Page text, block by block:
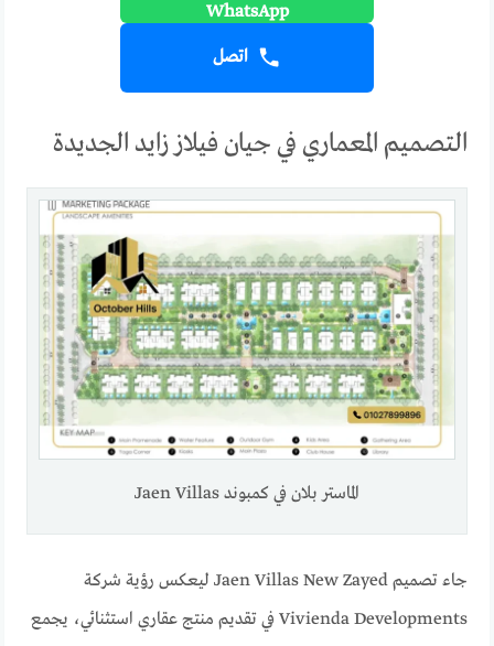
اتصل
التصميم المعماري في جيان فيلاز زايد الجديدة
الماستر بلان في كمبوند Jaen Villas
جاء تصميم Jaen Villas New Zayed ليعكس رؤية شركة
Vivienda Developments في تقديم منتج عقاري استثنائي، يجمع